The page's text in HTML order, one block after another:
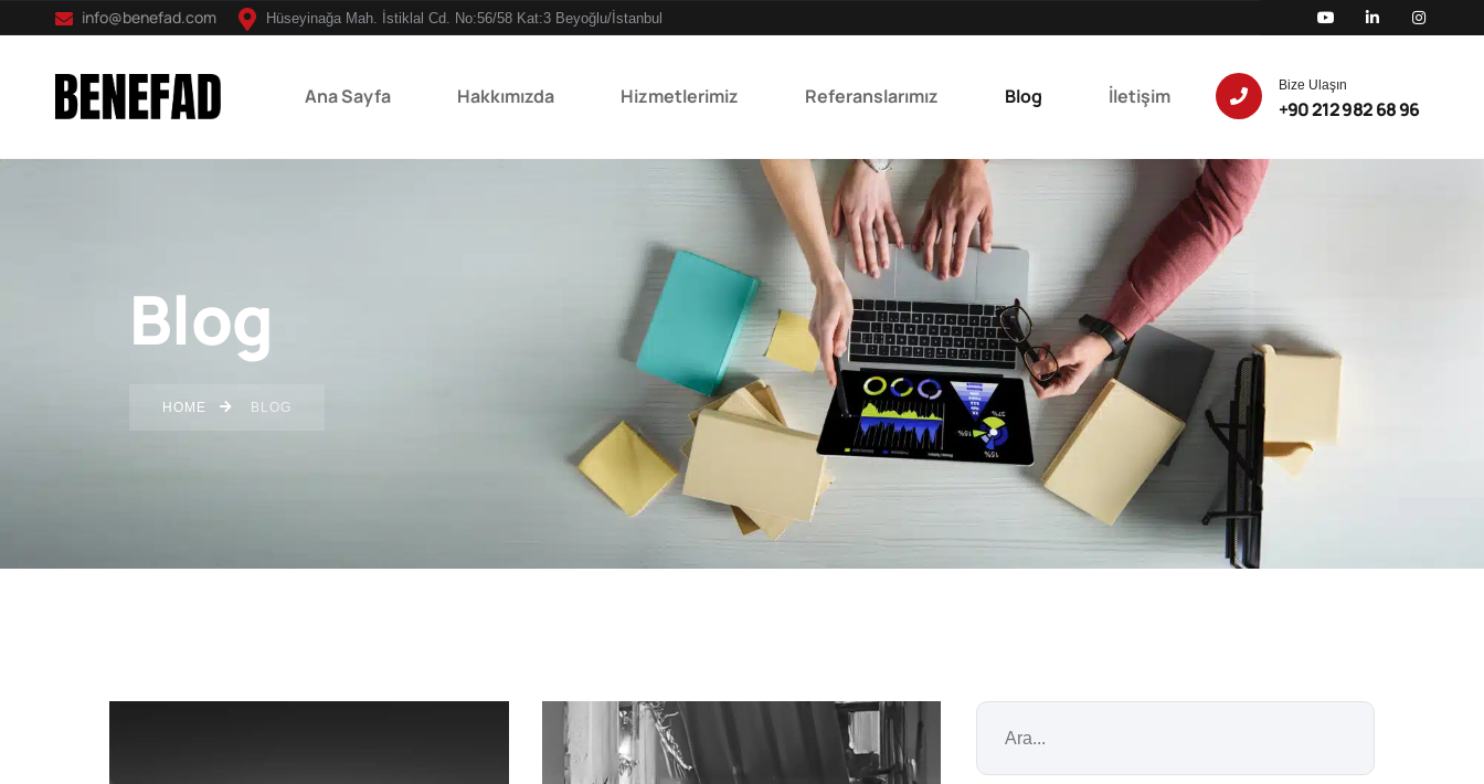
info@benefad.com Hüseyinağa Mah. İstiklal Cd. No:56/58 Kat:3 Beyoğlu/İstanbul
Ana Sayfa Hakkımızda Hizmetlerimiz Referanslarımız Blog İletişim Bize Ulaşın
+90 212 982 68 96
Blog
HOME BLOG